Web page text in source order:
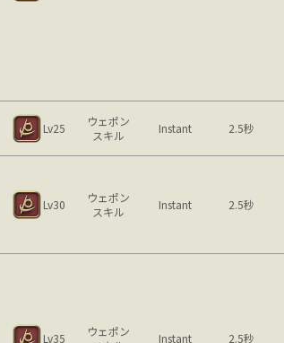
Lv25
ウェポン
スキル
Instant 2.5秒
Lv30
ウェポン
スキル
Instant 2.5秒
Lv35
ウェポン
Instant 2.5秒